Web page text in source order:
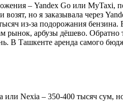
– Yandex Go или MyTaxi,
но я заказывала через
из-за подорожания бензина.
арбузы дёшево. Обратно
В Ташкенте аренда самого
Nexia – 350-400 тысяч сум,